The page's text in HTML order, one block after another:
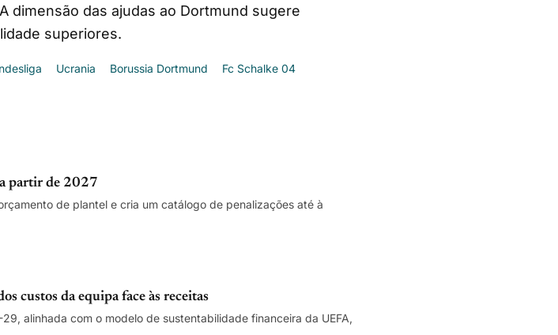
dimensão das ajudas ao Dortmund sugere
superiores.
Ucrania Borussia Dortmund
Fc Schalke 04
a partir de 2027
de plantel e cria um catálogo de penalizações até à
custos da equipa face às receitas
alinhada com o modelo de sustentabilidade financeira da UEFA,